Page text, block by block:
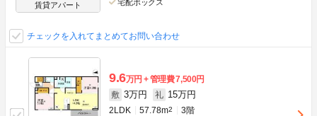
賃貸アパート
宅配ボックス
チェックを入れてまとめてお問い合わせ
9.6万円 管理費7,500円
敷 3万円 礼 15万円
2LDK 57.78m2 3階